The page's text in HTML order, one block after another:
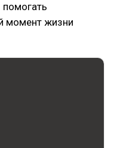
момент жизни